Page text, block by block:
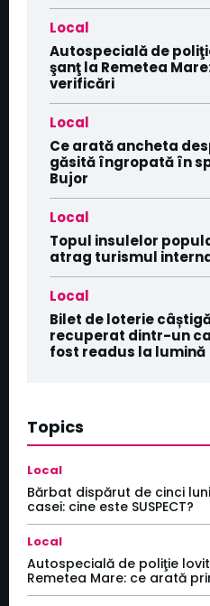
Local
Autospecială de
şanţ la Remetea
verificări
Local
Ce arată ancheta
găsită îngropată în
Bujor
Local
Topul insulelor
atrag turismul
Local
Bilet de loterie
recuperat dintr-un
fost readus la lumină
Topics
Local
Bărbat dispărut de cinci
casei: cine este SUSPECT?
Local
Autospecială de poliţie
Remetea Mare: ce arată